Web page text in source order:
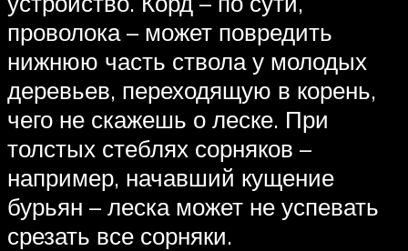
проволока – может повредить
нижнюю часть ствола у молодых
деревьев, переходящую в корень,
чего не скажешь о леске. При
толстых стеблях сорняков –
например, начавший кущение
бурьян – леска может не успевать
срезать все сорняки.